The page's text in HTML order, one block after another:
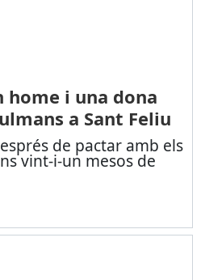
home i una dona
a Sant Feliu
de pactar amb els
vint-i-un mesos de